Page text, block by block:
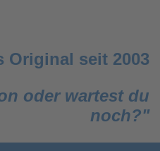
Original seit 2003
oder wartest du
noch?"